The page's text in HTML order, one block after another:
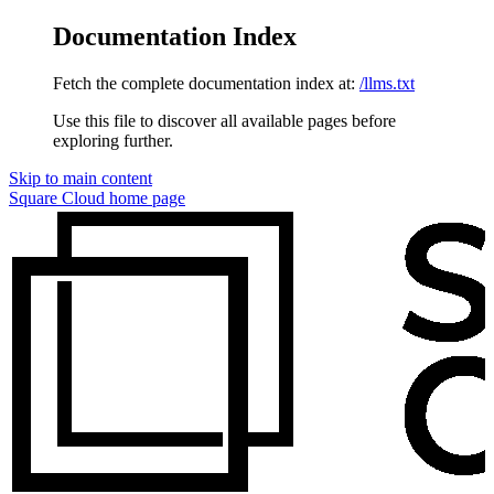
Documentation Index
Fetch the complete documentation index at: /llms.txt
Use this file to discover all available pages before
exploring further.
Skip to main content
Square Cloud home page